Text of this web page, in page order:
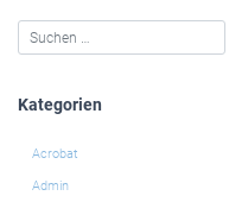
Kategorien
Acrobat
Admin